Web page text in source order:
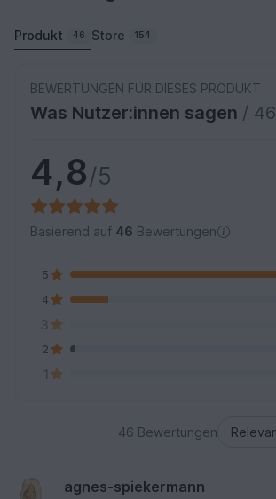
Produkt 46 Store 154
BEWERTUNGEN FÜR DIESES PRODUKT
Was Nutzer:innen sagen / 46
4,8/5
Basierend auf 46 Bewertungen
5
4
3
2
1
46 Bewertungen
agnes-spiekermann